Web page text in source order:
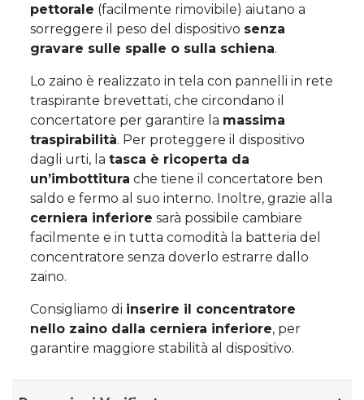
pettorale (facilmente rimovibile) aiutano a
sorreggere il peso del dispositivo senza
gravare sulle spalle o sulla schiena.
Lo zaino è realizzato in tela con pannelli in rete
traspirante brevettati, che circondano il
concertatore per garantire la massima
traspirabilità. Per proteggere il dispositivo
dagli urti, la tasca è ricoperta da
un’imbottitura che tiene il concertatore ben
saldo e fermo al suo interno. Inoltre, grazie alla
cerniera inferiore sarà possibile cambiare
facilmente e in tutta comodità la batteria del
concentratore senza doverlo estrarre dallo
zaino.
Consigliamo di inserire il concentratore
nello zaino dalla cerniera inferiore, per
garantire maggiore stabilità al dispositivo.